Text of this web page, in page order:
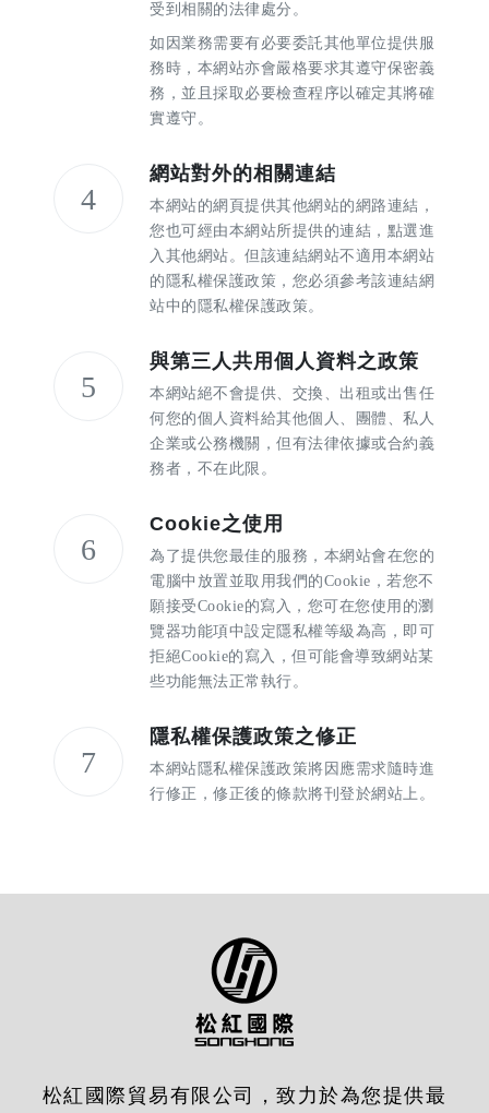
受到相關的法律處分。
如因業務需要有必要委託其他單位提供服
務時，本網站亦會嚴格要求其遵守保密義
務，並且採取必要檢查程序以確定其將確
實遵守。
4
網站對外的相關連結
本網站的網頁提供其他網站的網路連結，
您也可經由本網站所提供的連結，點選進
入其他網站。但該連結網站不適用本網站
的隱私權保護政策，您必須參考該連結網
站中的隱私權保護政策。
5
與第三人共用個人資料之政策
本網站絕不會提供、交換、出租或出售任
何您的個人資料給其他個人、團體、私人
企業或公務機關，但有法律依據或合約義
務者，不在此限。
6
Cookie之使用
為了提供您最佳的服務，本網站會在您的
電腦中放置並取用我們的Cookie，若您不
願接受Cookie的寫入，您可在您使用的瀏
覽器功能項中設定隱私權等級為高，即可
拒絕Cookie的寫入，但可能會導致網站某
些功能無法正常執行。
7
隱私權保護政策之修正
本網站隱私權保護政策將因應需求隨時進
行修正，修正後的條款將刊登於網站上。
松紅國際貿易有限公司，致力於為您提供最